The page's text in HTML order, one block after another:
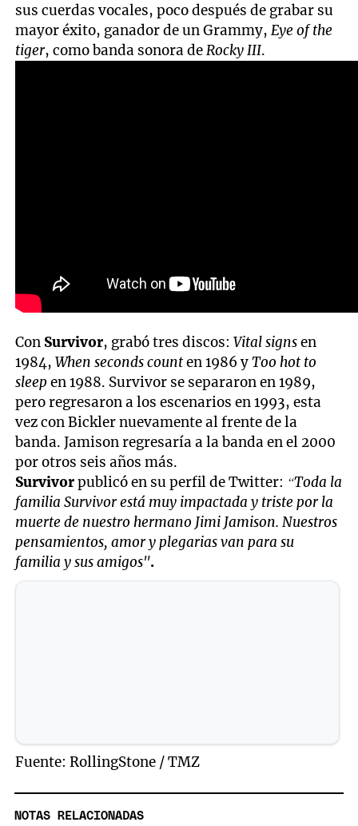
sus cuerdas vocales, poco después de grabar su
mayor éxito, ganador de un Grammy,Eye of the
tiger, como banda sonora deRocky III.
Con Survivor, grabó tres discos:Vital signsen
1984,When seconds counten 1986 yToo hot to
sleepen 1988. Survivor se separaron en 1989,
pero regresaron a los escenarios en 1993, esta
vez con Bickler nuevamente al frente de la
banda. Jamison regresaría a la banda en el 2000
por otros seis años más.
Survivorpublicó en su perfil de Twitter: “Toda la
familia Survivor está muy impactada y triste por la
muerte de nuestro hermano Jimi Jamison. Nuestros
pensamientos, amor y plegarias van para su
familia y sus amigos".
Fuente: RollingStone / TMZ
NOTAS RELACIONADAS